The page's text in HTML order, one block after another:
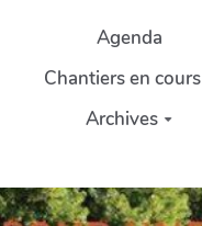
principalAgenda
Chantiers en cours
Archives